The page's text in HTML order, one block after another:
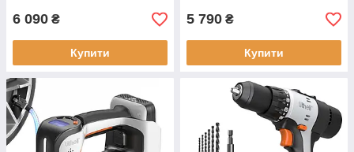
6 090 ₴
Купити
5 790 ₴
Купити